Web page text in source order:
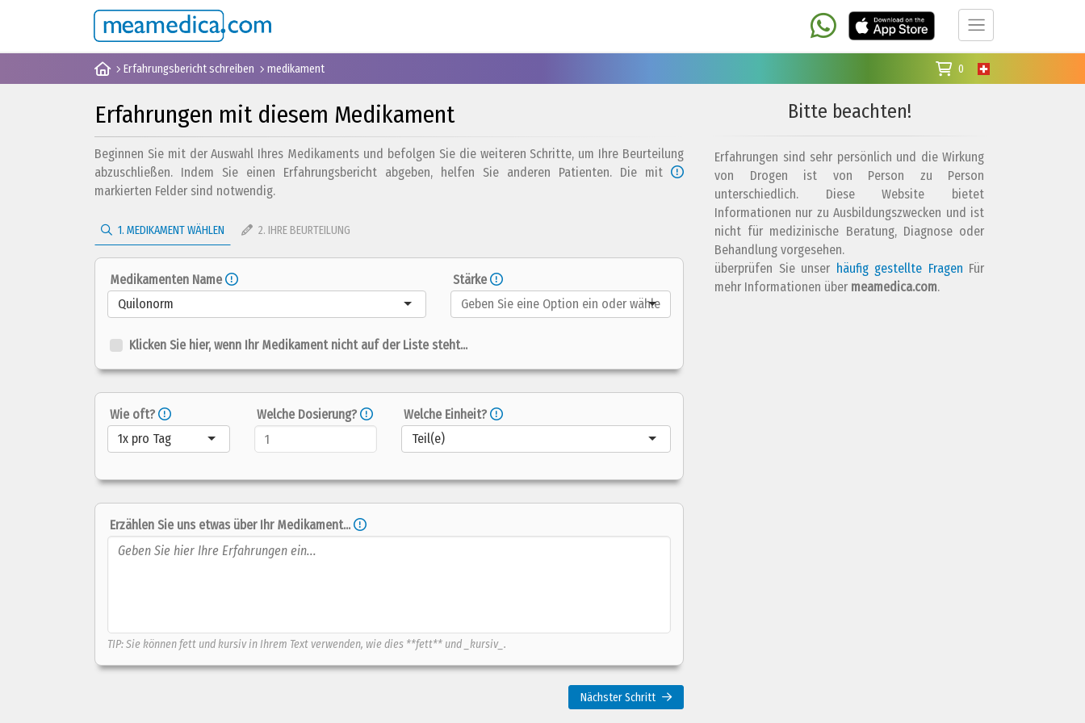
Erfahrungsbericht schreiben medikament 0
Erfahrungen mit diesem Medikament
Beginnen Sie mit der Auswahl Ihres Medikaments und befolgen Sie die weiteren Schritte, um Ihre Beurteilung
abzuschließen. Indem Sie einen Erfahrungsbericht abgeben, helfen Sie anderen Patienten. Die mit
markierten Felder sind notwendig.
1. MEDIKAMENT WÄHLEN 2. IHRE BEURTEILUNG
Medikamenten Name
Quilonorm
Stärke
Klicken Sie hier, wenn Ihr Medikament nicht auf der Liste steht...
Wie oft?
1x pro Tag
Welche Dosierung?
Welche Einheit?
Teil(e)
Erzählen Sie uns etwas über Ihr Medikament...
TIP: Sie können fett und kursiv in Ihrem Text verwenden, wie dies **fett** und _kursiv_.
Nächster Schritt
Bitte beachten!
Erfahrungen sind sehr persönlich und die Wirkung
von Drogen ist von Person zu Person
unterschiedlich. Diese Website bietet
Informationen nur zu Ausbildungszwecken und ist
nicht für medizinische Beratung, Diagnose oder
Behandlung vorgesehen.
überprüfen Sie unser häufig gestellte Fragen Für
mehr Informationen über meamedica.com.